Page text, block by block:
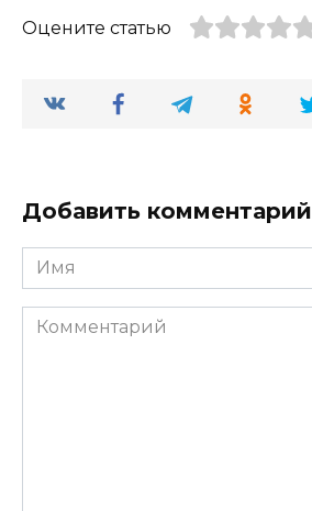
Оцените статью
Добавить комментарий
Имя
*
Комментарий